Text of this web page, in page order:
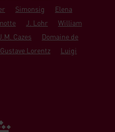
Simonsig
Elena
J. Lohr
William
Cazes
Domaine de
Gustave Lorentz
Luigi